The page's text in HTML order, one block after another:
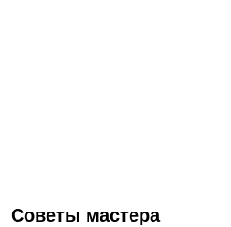
Советы мастера